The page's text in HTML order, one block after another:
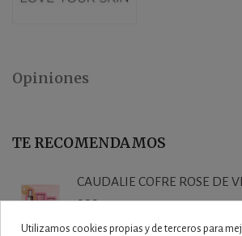
Opiniones
TE RECOMENDAMOS
CAUDALIE COFRE ROSE DE
2025
27,50 €
Utilizamos cookies propias y de terceros para